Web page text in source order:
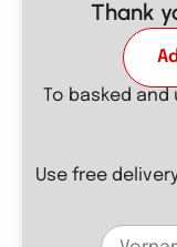
Thank
To basked and
Use free